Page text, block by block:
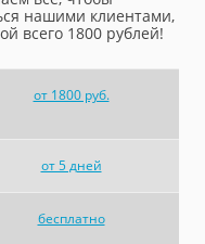
нашими клиентами,
всего 1800 рублей!
от 1800 руб.
от 5 дней
бесплатно